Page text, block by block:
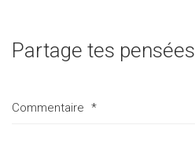
Partage tes pensées
Commentaire *